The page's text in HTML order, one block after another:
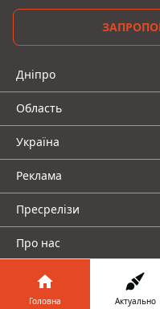
Дніпро
Область
Україна
Реклама
Пресрелізи
Про нас
Головна Актуально